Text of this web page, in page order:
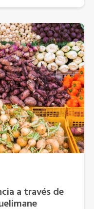
a través de